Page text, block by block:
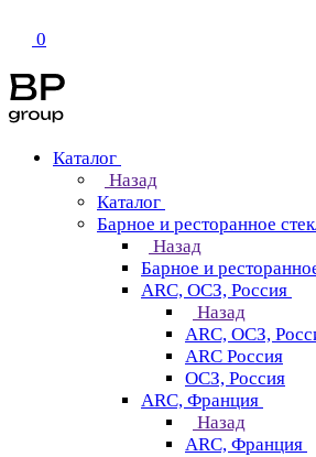
0
Каталог
Назад
Каталог
Барное и ресторанное
Назад
Барное и
ARC, ОСЗ, Россия
Назад
ARC, ОСЗ,
ARC Россия
ОСЗ, Россия
ARC, Франция
Назад
ARC, Франция